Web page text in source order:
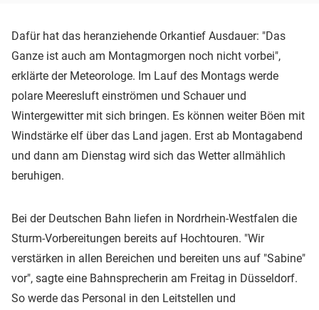
Dafür hat das heranziehende Orkantief Ausdauer: "Das
Ganze ist auch am Montagmorgen noch nicht vorbei",
erklärte der Meteorologe. Im Lauf des Montags werde
polare Meeresluft einströmen und Schauer und
Wintergewitter mit sich bringen. Es können weiter Böen mit
Windstärke elf über das Land jagen. Erst ab Montagabend
und dann am Dienstag wird sich das Wetter allmählich
beruhigen.
Bei der Deutschen Bahn liefen in Nordrhein-Westfalen die
Sturm-Vorbereitungen bereits auf Hochtouren. "Wir
verstärken in allen Bereichen und bereiten uns auf "Sabine"
vor", sagte eine Bahnsprecherin am Freitag in Düsseldorf.
So werde das Personal in den Leitstellen und